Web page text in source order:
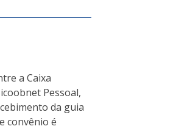
a Caixa
Pessoal,
da guia
convênio é